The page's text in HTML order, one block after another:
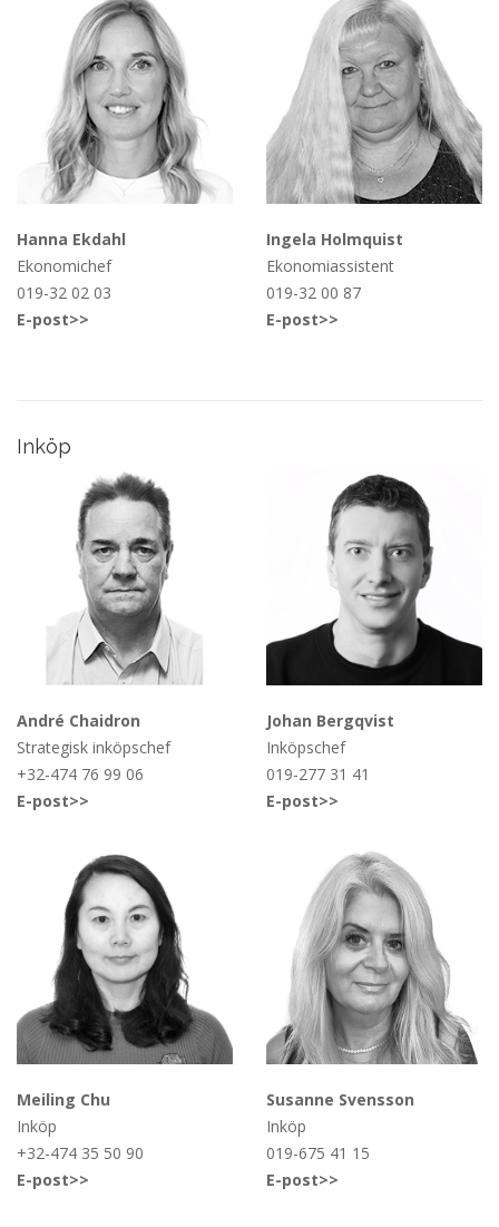
Hanna Ekdahl
Ekonomichef
019-32 02 03
E-post>>
Ingela Holmquist
Ekonomiassistent
019-32 00 87
E-post>>
Inköp
André Chaidron
Strategisk inköpschef
+32-474 76 99 06
E-post>>
Johan Bergqvist
Inköpschef
019-277 31 41
E-post>>
Meiling Chu
Inköp
+32-474 35 50 90
E-post>>
Susanne Svensson
Inköp
019-675 41 15
E-post>>